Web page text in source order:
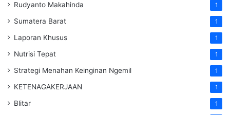
Rudyanto Makahinda 1
Sumatera Barat 1
Laporan Khusus 1
Nutrisi Tepat 1
Strategi Menahan Keinginan Ngemil 1
KETENAGAKERJAAN 1
Blitar 1